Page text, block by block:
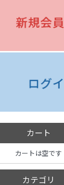
カート
カートは空です
カテゴリ